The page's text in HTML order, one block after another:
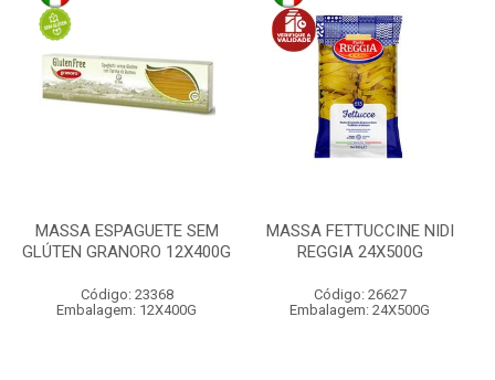
MASSA ESPAGUETE SEM
GLÚTEN GRANORO 12X400G
Código: 23368
Embalagem: 12X400G
MASSA FETTUCCINE NIDI
REGGIA 24X500G
Código: 26627
Embalagem: 24X500G